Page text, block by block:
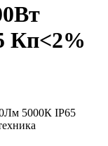
Кп<2%